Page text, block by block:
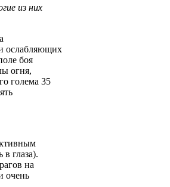
из них
ослабляющих
боя
огня,
голема 35
глаза).
на
очень